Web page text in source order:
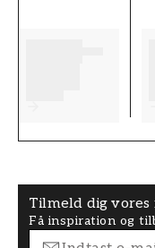
Tilmeld dig
Få inspiration og